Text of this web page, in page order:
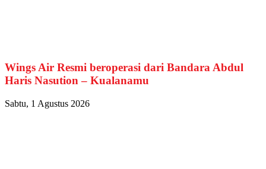
Wings Air Resmi beroperasi dari Bandara Abdul
Haris Nasution – Kualanamu
Sabtu, 1 Agustus 2026